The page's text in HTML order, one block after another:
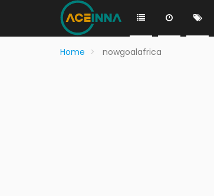
Home nowgoalafrica